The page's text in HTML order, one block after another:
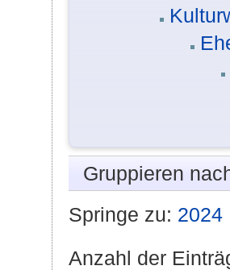
Gruppieren
Springe zu: 2024
Anzahl der